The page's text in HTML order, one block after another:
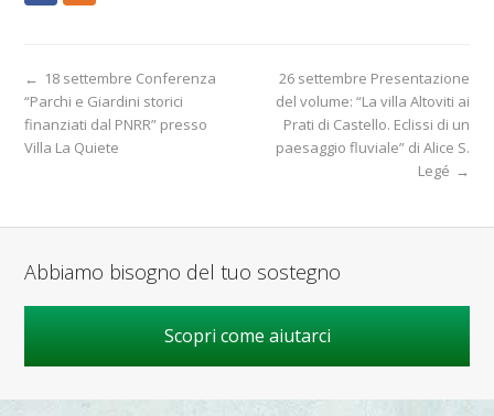
26 settembre Presentazione
del volume: “La villa Altoviti ai
Prati di Castello. Eclissi di un
paesaggio fluviale” di Alice S.
Legé →
← 18 settembre Conferenza
“Parchi e Giardini storici
finanziati dal PNRR” presso
Villa La Quiete
Abbiamo bisogno del tuo sostegno
Scopri come aiutarci